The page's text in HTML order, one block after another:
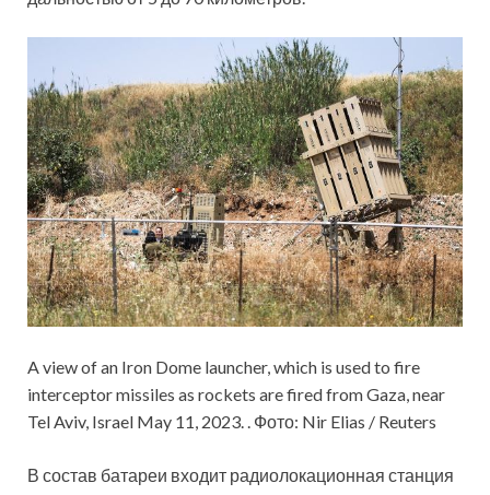
A view of an Iron Dome launcher, which is used to fire
interceptor missiles as rockets are fired from Gaza, near
Tel Aviv, Israel May 11, 2023. . Фото: Nir Elias / Reuters
В состав батареи входит радиолокационная станция